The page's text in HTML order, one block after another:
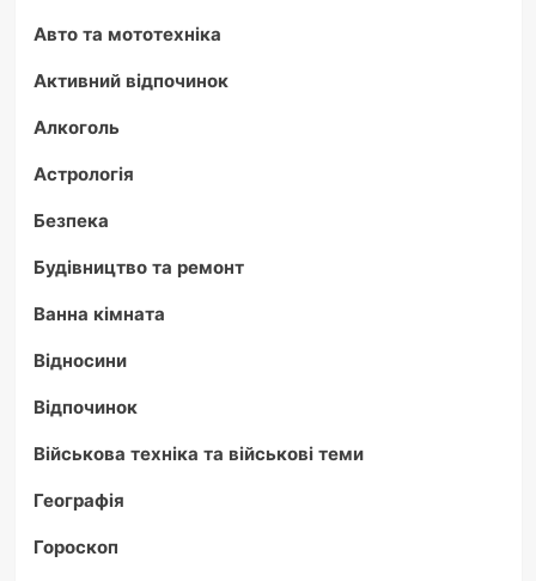
Авто та мототехніка
Активний відпочинок
Алкоголь
Астрологія
Безпека
Будівництво та ремонт
Ванна кімната
Відносини
Відпочинок
Військова техніка та військові теми
Географія
Гороскоп